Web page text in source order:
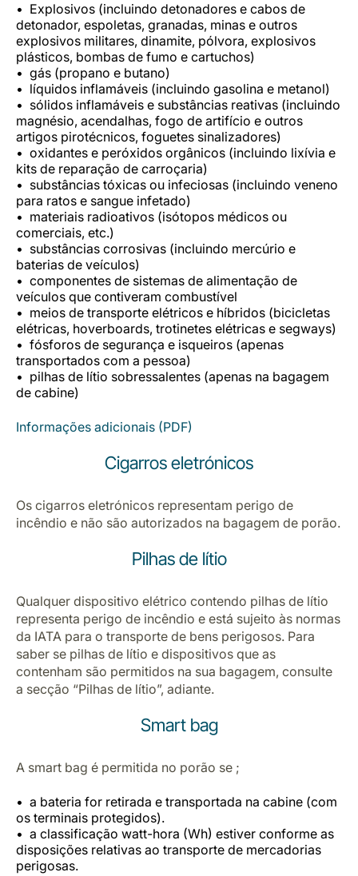
Explosivos (incluindo detonadores e cabos de
detonador, espoletas, granadas, minas e outros
explosivos militares, dinamite, pólvora, explosivos
plásticos, bombas de fumo e cartuchos)
gás (propano e butano)
líquidos inflamáveis (incluindo gasolina e metanol)
sólidos inflamáveis e substâncias reativas (incluindo
magnésio, acendalhas, fogo de artifício e outros
artigos pirotécnicos, foguetes sinalizadores)
oxidantes e peróxidos orgânicos (incluindo lixívia e
kits de reparação de carroçaria)
substâncias tóxicas ou infeciosas (incluindo veneno
para ratos e sangue infetado)
materiais radioativos (isótopos médicos ou
comerciais, etc.)
substâncias corrosivas (incluindo mercúrio e
baterias de veículos)
componentes de sistemas de alimentação de
veículos que contiveram combustível
meios de transporte elétricos e híbridos (bicicletas
elétricas, hoverboards, trotinetes elétricas e segways)
fósforos de segurança e isqueiros (apenas
transportados com a pessoa)
pilhas de lítio sobressalentes (apenas na bagagem
de cabine)
Informações adicionais (PDF)
Cigarros eletrónicos
Os cigarros eletrónicos representam perigo de
incêndio e não são autorizados na bagagem de porão.
Pilhas de lítio
Qualquer dispositivo elétrico contendo pilhas de lítio
representa perigo de incêndio e está sujeito às normas
da IATA para o transporte de bens perigosos. Para
saber se pilhas de lítio e dispositivos que as
contenham são permitidos na sua bagagem, consulte
a secção “Pilhas de lítio”, adiante.
Smart bag
A smart bag é permitida no porão se ;
a bateria for retirada e transportada na cabine (com
os terminais protegidos).
a classificação watt-hora (Wh) estiver conforme as
disposições relativas ao transporte de mercadorias
perigosas.